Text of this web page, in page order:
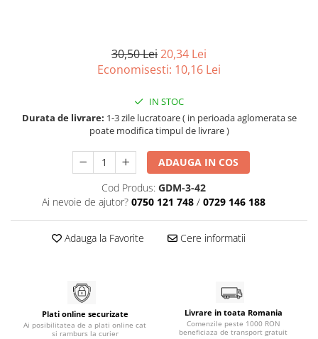
30,50 Lei20,34 Lei
Economisesti: 10,16 Lei
IN STOC
Durata de livrare: 1-3 zile lucratoare ( in perioada aglomerata se
poate modifica timpul de livrare )
ADAUGA IN COS
Cod Produs: GDM-3-42
Ai nevoie de ajutor? 0750 121 748 / 0729 146 188
Adauga la Favorite Cere informatii
Plati online securizate
Ai posibilitatea de a plati online cat
si ramburs la curier
Livrare in toata Romania
Comenzile peste 1000 RON
beneficiaza de transport gratuit